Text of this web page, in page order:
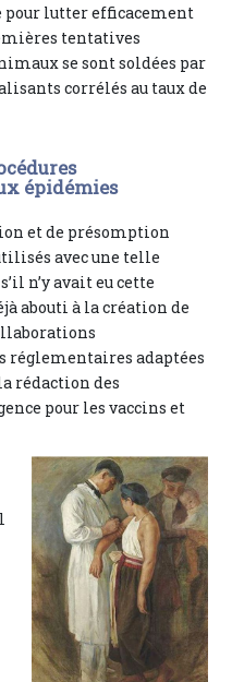
lutter efficacement
tentatives
se sont soldées par
corrélés au taux de
épidémies
et de présomption
avec une telle
n’y avait eu cette
abouti à la création de
adaptées
rédaction des
pour les vaccins et